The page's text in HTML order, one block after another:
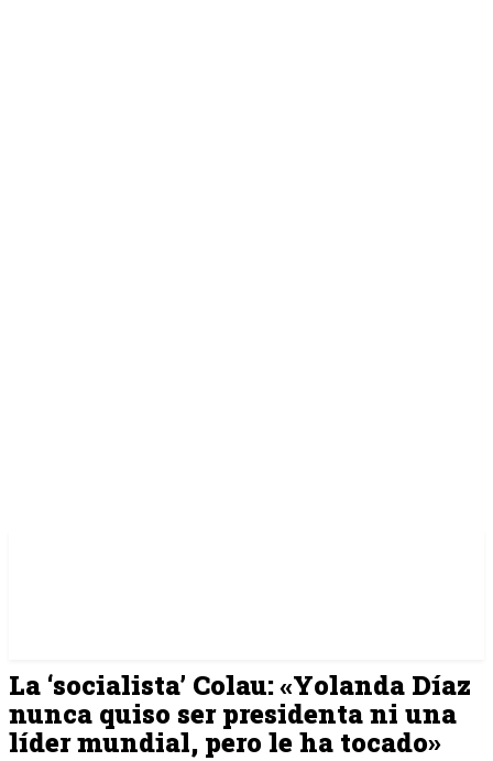
La ‘socialista’ Colau: «Yolanda Díaz
nunca quiso ser presidenta ni una
líder mundial, pero le ha tocado»